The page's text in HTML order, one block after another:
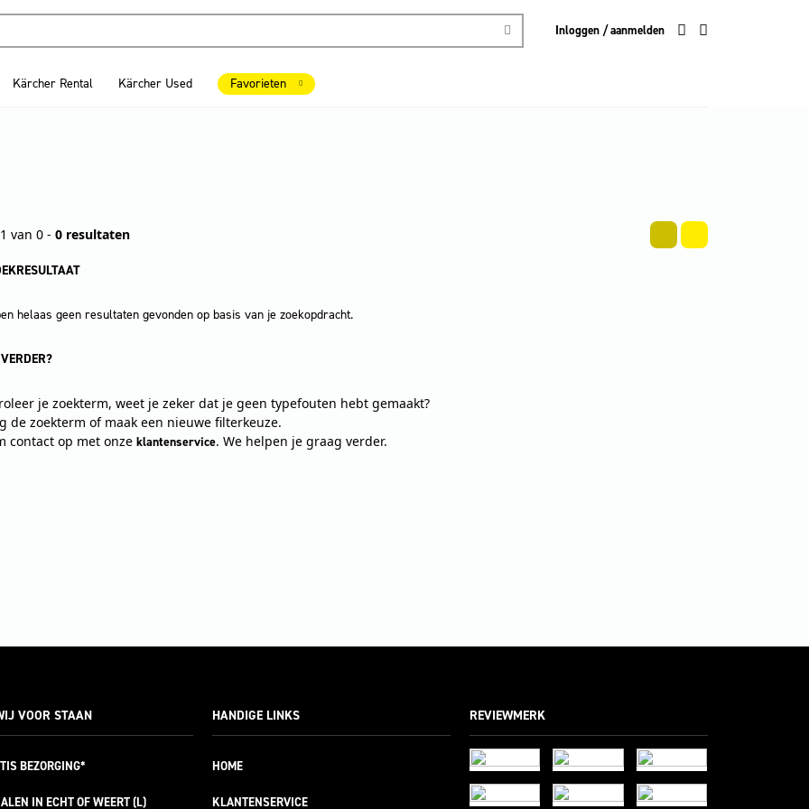
Inloggen / aanmelden
Kärcher Rental Kärcher Used Favorieten
van 0 - 0 resultaten
helaas geen resultaten gevonden op basis van je zoekopdracht.
je zoekterm, weet je zeker dat je geen typefouten hebt gemaakt?
de zoekterm of maak een nieuwe filterkeuze.
contact op met onze klantenservice. We helpen je graag verder.
VOOR STAAN
BEZORGING*
IN ECHT OF WEERT (L)
HANDIGE LINKS
HOME
KLANTENSERVICE
REVIEWMERK